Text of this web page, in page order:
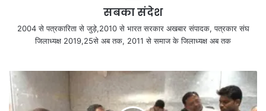
सबका संदेश
2004 से पत्रकारिता से जुड़े,2010 से भारत सरकार अखबार संपादक, पत्रकार संघ
जिलाध्यक्ष 2019,25से अब तक, 2011 से समाज के जिलाध्यक्ष अब तक